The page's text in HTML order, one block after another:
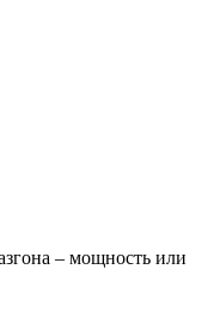
– мощность или